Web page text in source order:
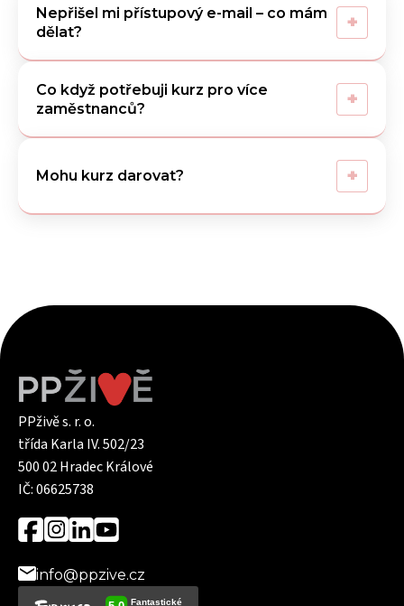
Nepřišel mi přístupový e-mail – co mám
dělat?
+
Co když potřebuji kurz pro více
zaměstnanců?
+
Mohu kurz darovat? +
PPživě s. r. o.
třída Karla IV. 502/23
500 02 Hradec Králové
IČ: 06625738
info@ppzive.cz